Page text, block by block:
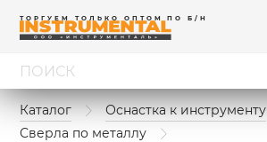
ТОРГУЕМ ТОЛЬКО ОПТОМ ПО Б/Н
Каталог
Оснастка к инструменту
Сверла по металлу